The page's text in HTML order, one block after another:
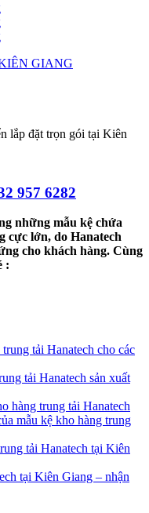
GIANG
lắp đặt trọn gói tại Kiên
957 6282
những mẫu kệ chứa
cực lớn, do Hanatech
cho khách hàng. Cùng
:
tải Hanatech cho các
tải Hanatech sản xuất
hàng trung tải Hanatech
mẫu kệ kho hàng trung
tải Hanatech tại Kiên
tại Kiên Giang – nhận